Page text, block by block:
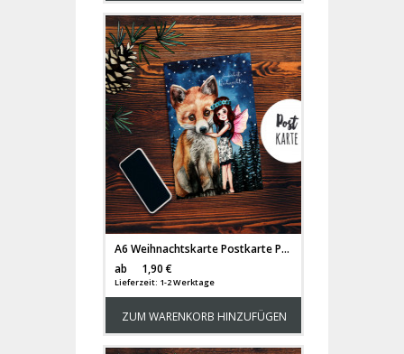
A6 Weihnachtskarte Postkarte Print Elfe Fee mit Fuchs im Winterwald Grußkarte Karte pk205
ab
1,90 €
Lieferzeit: 1-2 Werktage
ZUM WARENKORB HINZUFÜGEN